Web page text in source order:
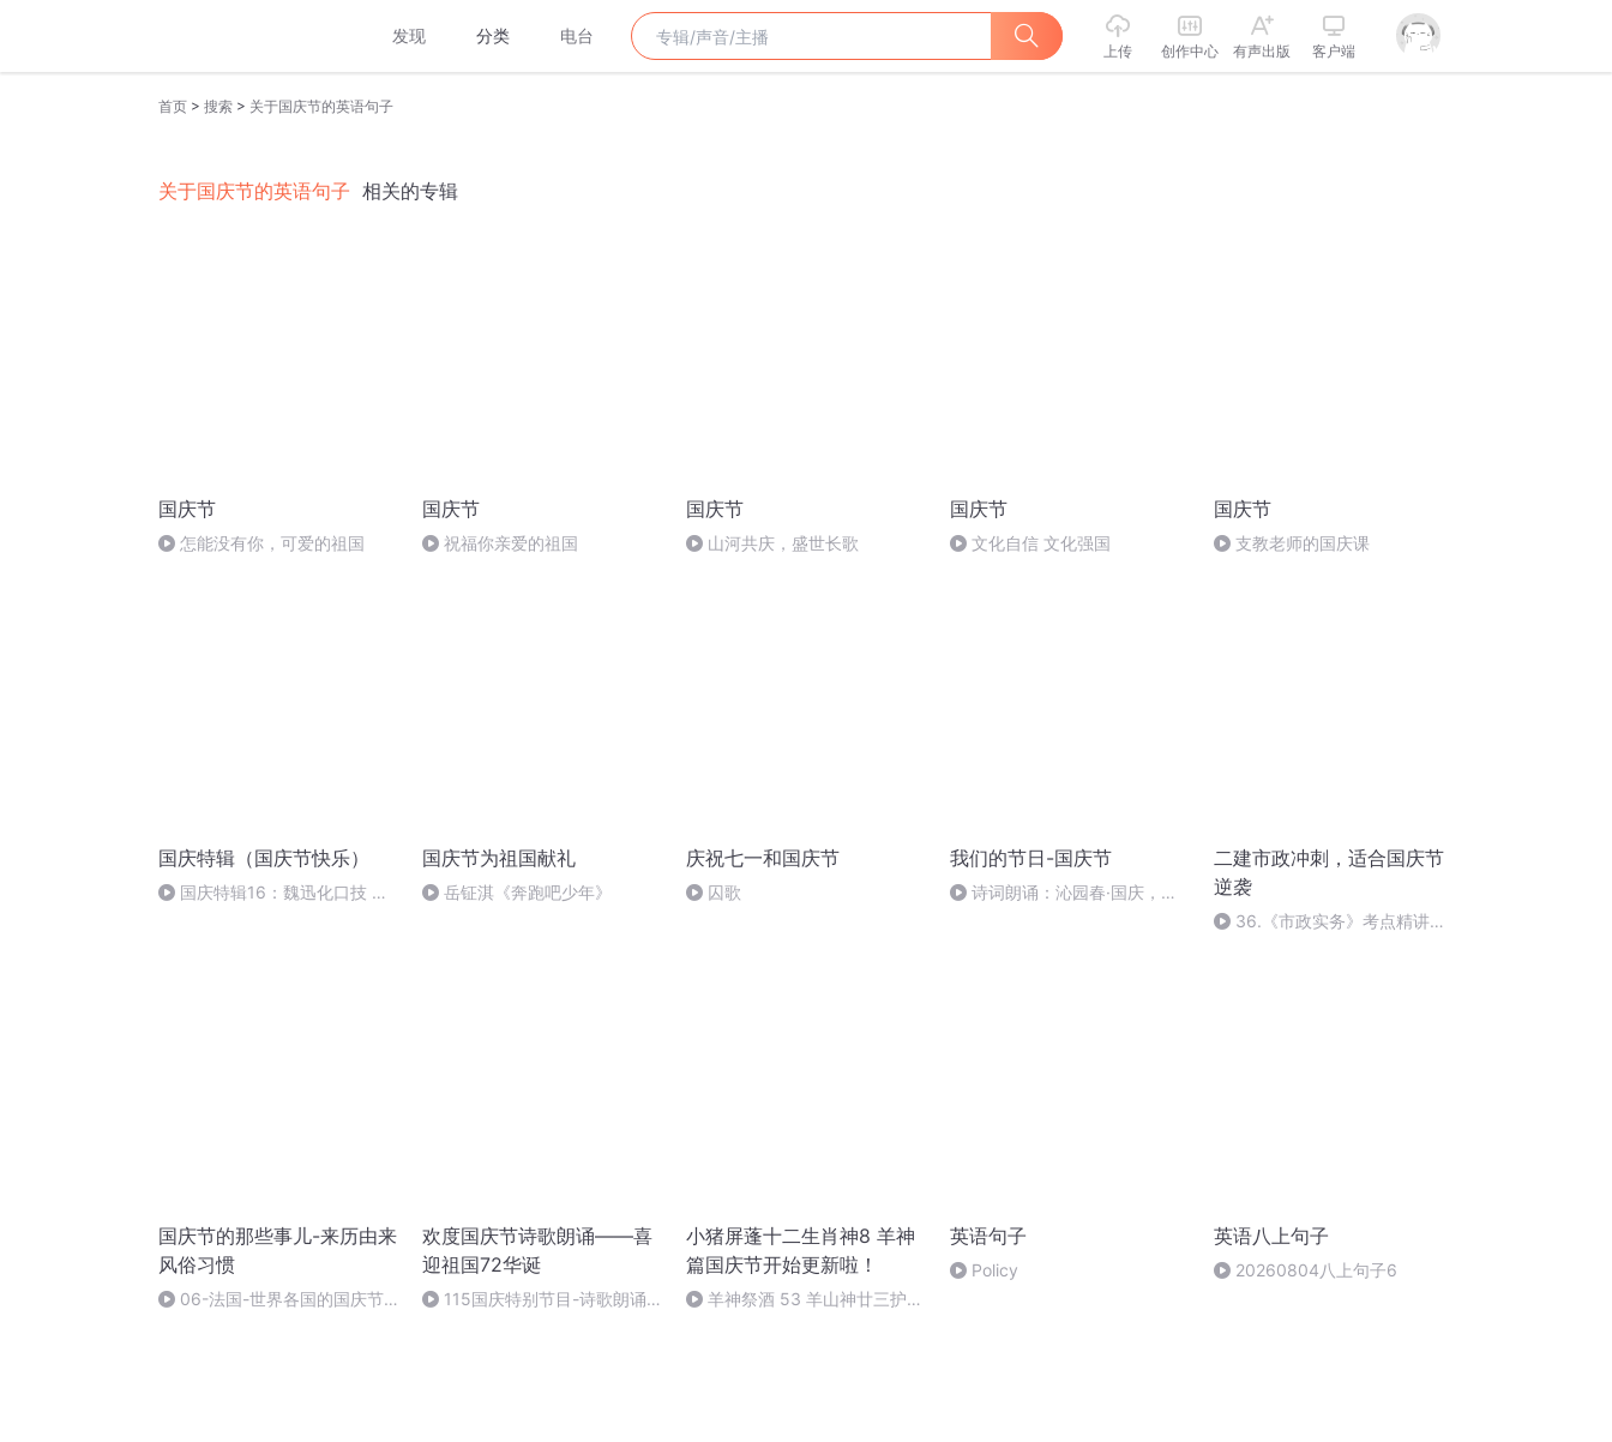
发现 分类 电台
上传 创作中心 有声出版 客户端
首页 > 搜索 > 关于国庆节的英语句子
关于国庆节的英语句子 相关的专辑
国庆节
怎能没有你，可爱的祖国
国庆节
祝福你亲爱的祖国
国庆节
山河共庆，盛世长歌
国庆节
文化自信 文化强国
国庆节
支教老师的国庆课
国庆特辑（国庆节快乐）
国庆特辑16：魏迅化口技 二
国庆节为祖国献礼
岳钲淇《奔跑吧少年》
庆祝七一和国庆节
囚歌
我们的节日-国庆节
诗词朗诵：沁园春·国庆，朗
二建市政冲刺，适合国庆节
逆袭
36.《市政实务》考点精讲第
国庆节的那些事儿-来历由来
风俗习惯
06-法国-世界各国的国庆节-
欢度国庆节诗歌朗诵——喜
迎祖国72华诞
115国庆特别节目-诗歌朗诵-
小猪屏蓬十二生肖神8 羊神
篇国庆节开始更新啦！
羊神祭酒 53 羊山神廿三护祭
英语句子
Policy
英语八上句子
20260804八上句子6